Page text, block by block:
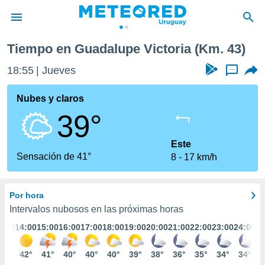
de
ha
calidad.
a este
las
y
digital
basada
Tiempo en Guadalupe Victoria (Km. 43)
18:55 Jueves ...
Nubes y claros
39°
Sensación de 41°
Este
8
17 km/h
Por hora
Intervalos nubosos en las próximas horas
14:00
42°
15:00
41°
16:00
40°
17:00
40°
18:00
40°
19:00
39°
20:00
38°
21:00
36°
22:00
35°
23:00
34°
24:00
34°